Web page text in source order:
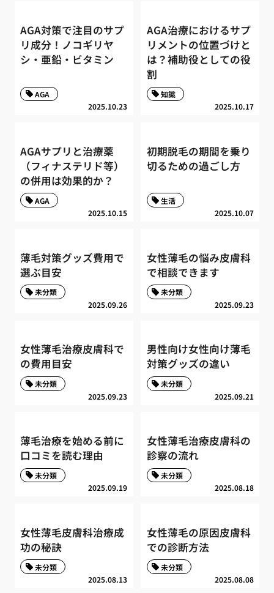
AGA対策で注目のサプ
リ成分！ノコギリヤ
シ・亜鉛・ビタミン
2025.10.23
AGA
AGA治療におけるサプ
リメントの位置づけと
は？補助役としての役
割
2025.10.17
知識
AGAサプリと治療薬
（フィナステリド等）
の併用は効果的か？
2025.10.15
AGA
初期脱毛の期間を乗り
切るための過ごし方
2025.10.07
生活
薄毛対策グッズ費用で
選ぶ目安
2025.09.26
未分類
女性薄毛の悩み皮膚科
で相談できます
2025.09.23
未分類
女性薄毛治療皮膚科で
の費用目安
2025.09.23
未分類
男性向け女性向け薄毛
対策グッズの違い
2025.09.21
未分類
薄毛治療を始める前に
口コミを読む理由
2025.09.19
未分類
女性薄毛治療皮膚科の
診察の流れ
2025.08.18
未分類
女性薄毛皮膚科治療成
功の秘訣
2025.08.13
未分類
女性薄毛の原因皮膚科
での診断方法
2025.08.08
未分類